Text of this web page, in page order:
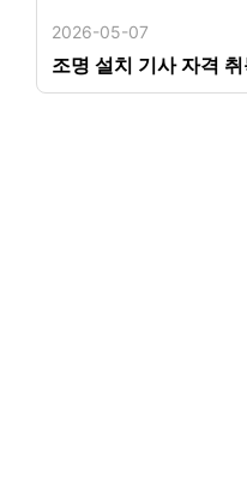
2026-05-07
조명 설치 기사 자격